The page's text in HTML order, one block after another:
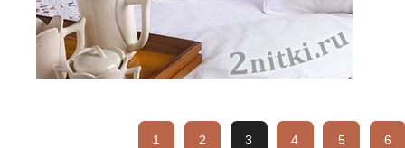
1 2 3 4 5 6